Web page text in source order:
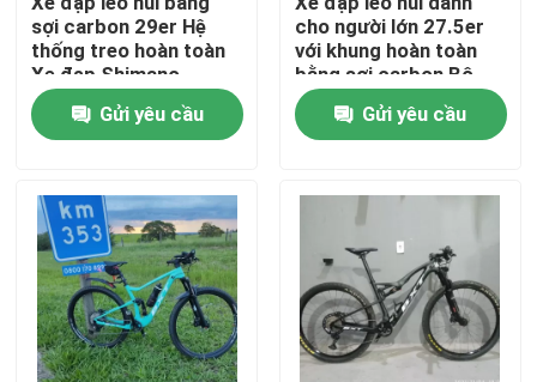
Liên hệ với chúng tôi
Yêu cầu Đặt giá
Xe đạp leo núi Carbon
Xe đạp đường carbon
Khung xe đạp leo núi carbon
sợi carbon 29er Hệ
thống treo hoàn toàn
Xe đạp Shimano
Gruopset 11 tốc độ
Gửi yêu cầu
cho người lớn 27.5er
với khung hoàn toàn
bằng sợi carbon Bộ
nhóm Shimano 27.5
Gửi yêu cầu